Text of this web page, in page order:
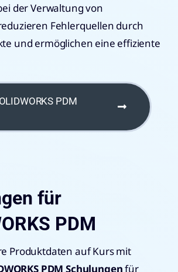
der Verwaltung von
Fehlerquellen durch
und ermöglichen eine effiziente
PDM
für
PDM
Produktdaten auf Kurs mit
PDM Schulungenfür